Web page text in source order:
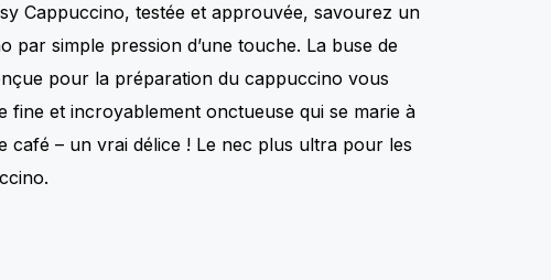
Cappuccino, testée et approuvée, savourez un
par simple pression d’une touche. La buse de
pour la préparation du cappuccino vous
fine et incroyablement onctueuse qui se marie à
café – un vrai délice ! Le nec plus ultra pour les